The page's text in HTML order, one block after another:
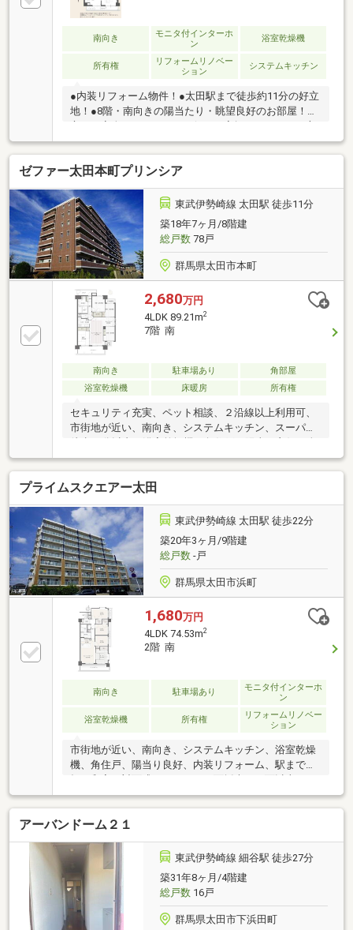
南向き
モニタ付インターホ
ン
浴室乾燥機
所有権
リフォームリノベー
ション
システムキッチン
●内装リフォーム物件！●太田駅まで徒歩約11分の好立
地！●8階・南向きの陽当たり・眺望良好のお部屋！安
心に、安全に、ちょっとお得にお家探しをされたい方
は三方舎まで！！■三方舎は地域密着度を重視してお
ります■地元だから！少人数だがら！出来るご提案が
必ずございます！ご案内～ご契約～お引渡し～アフタ
ーフォローまでお客様とマンツーマン体制！転勤等が
無い為に担当が急に変わってしまう心配も無し!
ゼファー太田本町プリンシア
東武伊勢崎線 太田駅 徒歩11分
築18年7ヶ月/8階建
総戸数78戸
群馬県太田市本町
2,680万円
4LDK 89.21m2
7階 南
南向き 駐車場あり
角部屋
浴室乾燥機
床暖房 所有権
セキュリティ充実、ペット相談、２沿線以上利用可、
市街地が近い、南向き、システムキッチン、スーパー
徒歩10分以内、浴室乾燥機、角住戸、陽当り良好、全
居室収納、駅まで平坦、閑静な住宅地、和室、高層
階、バリアフリー、浴室１坪以上、南面バルコニー、
平面駐車場、眺望良好、ウォークインクローゼット、
小学校 徒歩10分以内、床暖房、エレベーター、宅配ボ
ックス、駐輪場、浄水器※売主居住中
プライムスクエアー太田
東武伊勢崎線 太田駅 徒歩22分
築20年3ヶ月/9階建
総戸数-戸
群馬県太田市浜町
1,680万円
4LDK 74.53m2
2階 南
南向き 駐車場あり
モニタ付インターホ
ン
浴室乾燥機 所有権
リフォームリノベー
ション
市街地が近い、南向き、システムキッチン、浴室乾燥
機、角住戸、陽当り良好、内装リフォーム、駅まで平
コニー、南面バルコニー、平面駐車場、温水洗浄便
座、ＴＶ付浴室、ＴＶモニタ付インターホン、ウォー
クインクローゼット、ペット相談、小学校 徒歩10分以
内、エレベーター、宅配ボックス、駐輪場、食器洗乾
燥機、バイク置場
アーバンドーム２１
東武伊勢崎線 細谷駅 徒歩27分
築31年8ヶ月/4階建
総戸数16戸
群馬県太田市下浜田町